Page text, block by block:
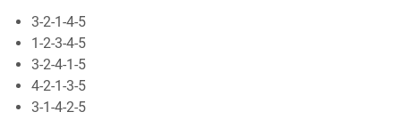
3-2-1-4-5
1-2-3-4-5
3-2-4-1-5
4-2-1-3-5
3-1-4-2-5